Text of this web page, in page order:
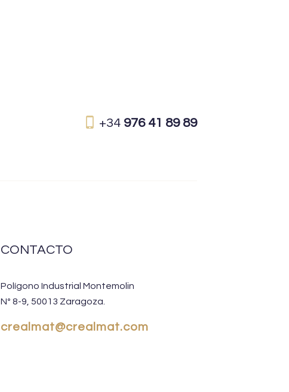
+34 976 41 89 89
CONTACTO
Polígono Industrial Montemolin
Nº 8-9, 50013 Zaragoza.
crealmat@crealmat.com